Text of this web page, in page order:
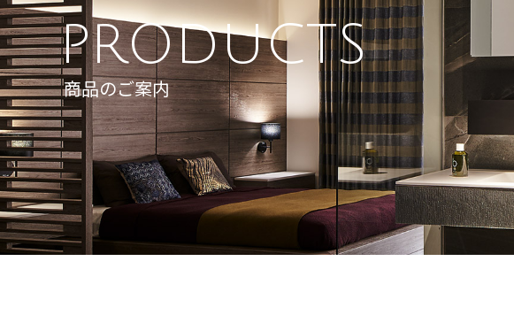
PRODUCTS
商品のご案内